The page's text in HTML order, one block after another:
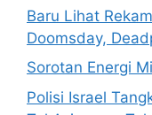
Baru Lihat
Doomsday,
Sorotan Energi
Polisi Israel